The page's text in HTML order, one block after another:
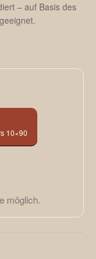
– auf Basis des
10×90
möglich.